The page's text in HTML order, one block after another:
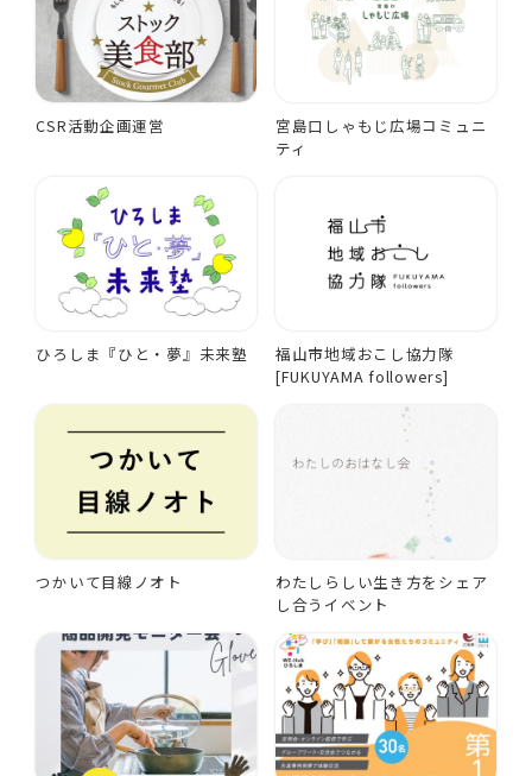
CSR活動企画運営
宮島口しゃもじ広場コミュニ
ティ
ひろしま『ひと・夢』未来塾
福山市地域おこし協力隊
[FUKUYAMA followers]
つかいて目線ノオト
わたしらしい生き方をシェア
し合うイベント